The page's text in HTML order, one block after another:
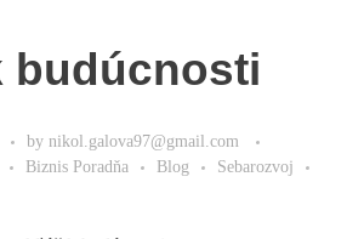
budúcnosti
by nikol.galova97@gmail.com
Biznis Poradňa Blog
Sebarozvoj